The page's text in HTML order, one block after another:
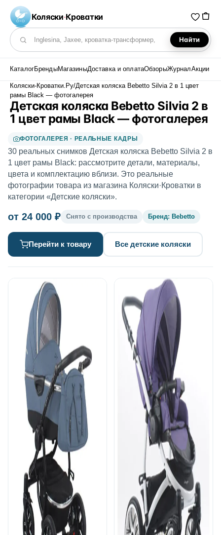
Коляски·Кроватки
Поиск по каталогу
Найти
КаталогБрендыМагазиныДоставка и оплатаОбзорыЖурналАкции
Коляски-Кроватки.Ру/Детская коляска Bebetto Silvia 2 в 1 цвет
рамы Black — фотогалерея
Детская коляска Bebetto Silvia 2 в
1 цвет рамы Black — фотогалерея
ФОТОГАЛЕРЕЯ · РЕАЛЬНЫЕ КАДРЫ
30 реальных снимков Детская коляска Bebetto Silvia 2 в
1 цвет рамы Black: рассмотрите детали, материалы,
цвета и комплектацию вблизи. Это реальные
фотографии товара из магазина Коляски·Кроватки в
категории «Детские коляски».
от 24 000 ₽ Снято с производства Бренд: Bebetto
Перейти к товару Все детские коляски